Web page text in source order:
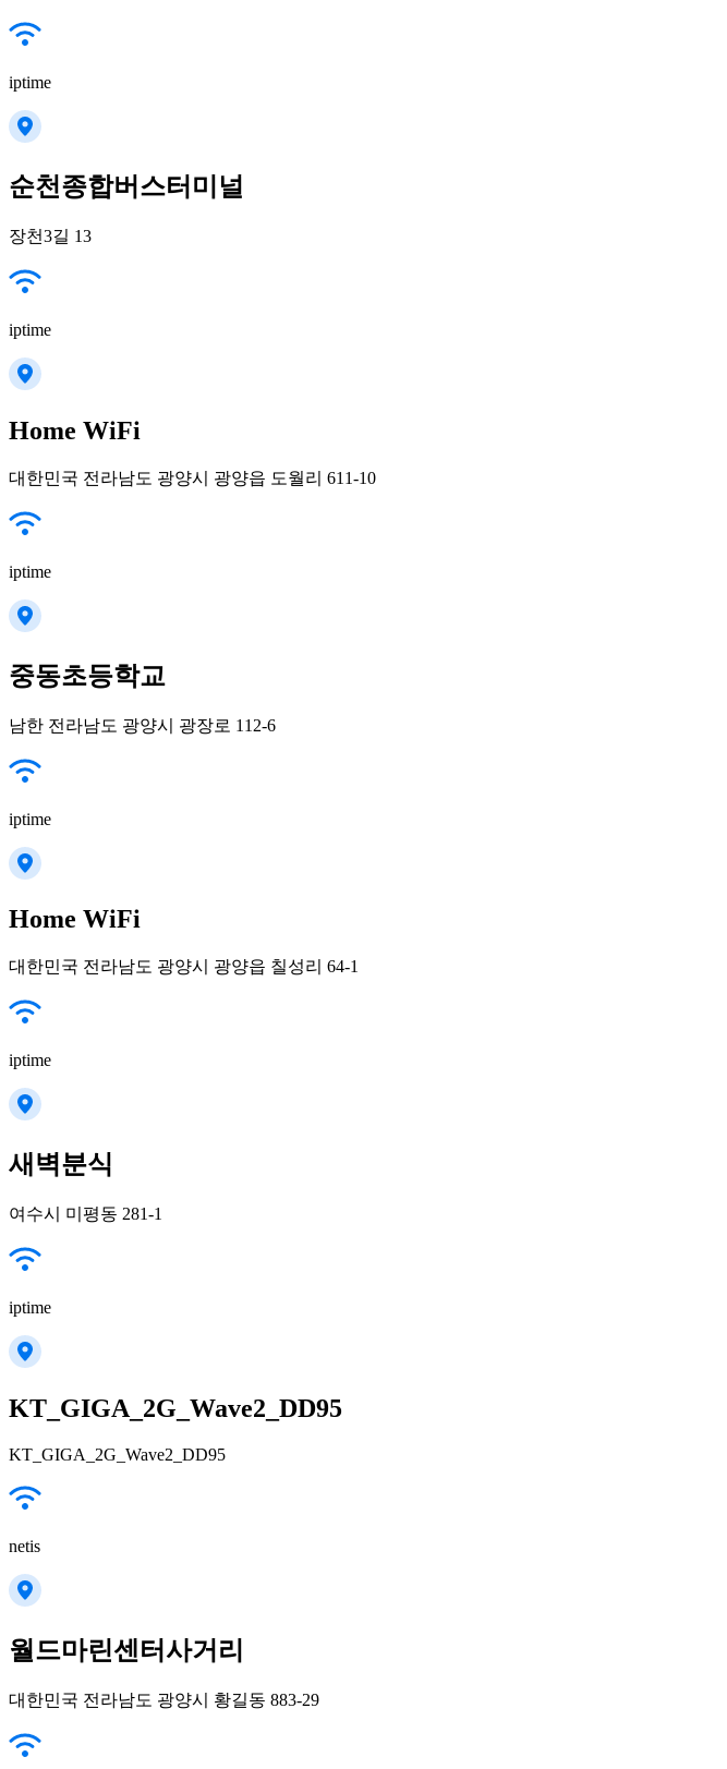
iptime
순천종합버스터미널
장천3길 13
iptime
Home WiFi
대한민국 전라남도 광양시 광양읍 도월리 611-10
iptime
중동초등학교
남한 전라남도 광양시 광장로 112-6
iptime
Home WiFi
대한민국 전라남도 광양시 광양읍 칠성리 64-1
iptime
새벽분식
여수시 미평동 281-1
iptime
KT_GIGA_2G_Wave2_DD95
KT_GIGA_2G_Wave2_DD95
netis
월드마린센터사거리
대한민국 전라남도 광양시 황길동 883-29